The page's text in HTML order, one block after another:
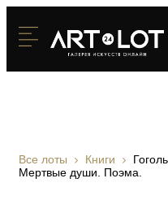
Все лоты Книги
Мертвые души. Поэма.